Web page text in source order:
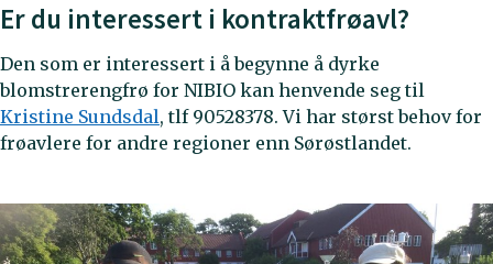
Er du interessert i kontraktfrøavl?
Den som er interessert i å begynne å dyrke
blomstrerengfrø for NIBIO kan henvende seg til
Kristine Sundsdal, tlf 90528378. Vi har størst behov for
frøavlere for andre regioner enn Sørøstlandet.